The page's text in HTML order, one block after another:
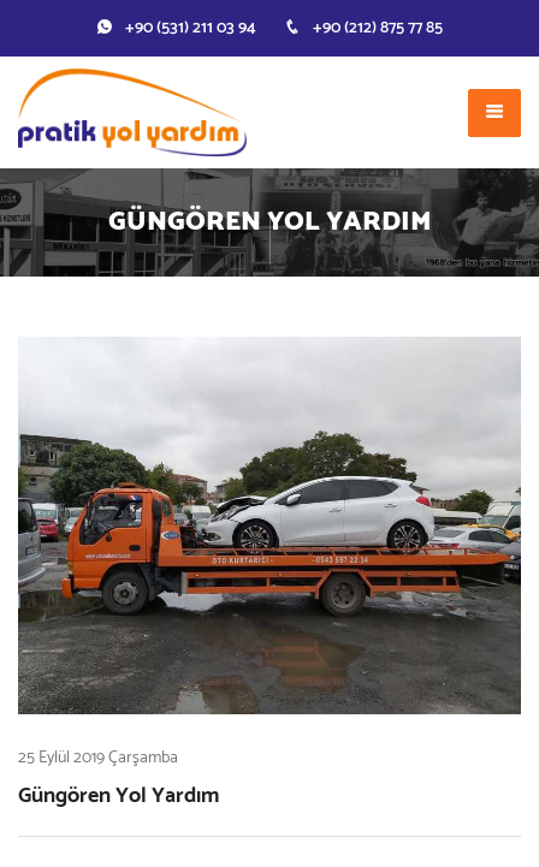
+90 (531) 211 03 94 +90 (212) 875 77 85
GÜNGÖREN YOL YARDIM
25 Eylül 2019 Çarşamba
Güngören Yol Yardım